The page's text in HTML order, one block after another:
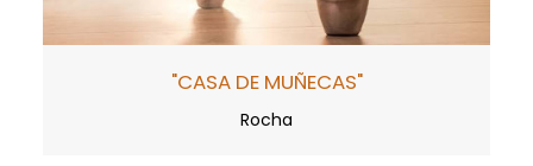
"CASA DE MUÑECAS"
Rocha